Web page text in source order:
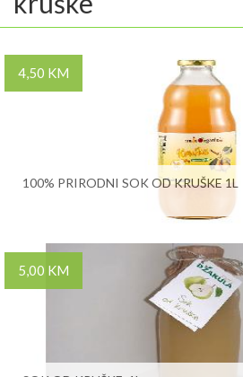
4,50 KM
100% PRIRODNI SOK OD KRUŠKE 1L
5,00 KM